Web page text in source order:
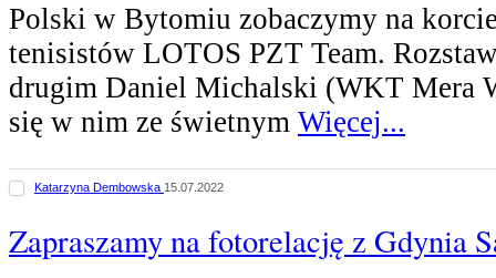
Polski w Bytomiu zobaczymy na
tenisistów LOTOS PZT Team.
drugim Daniel Michalski (WKT Mera
się w nim ze świetnym Więcej...
Katarzyna Dembowska 15.07.2022
Zapraszamy na fotorelację z Gdynia